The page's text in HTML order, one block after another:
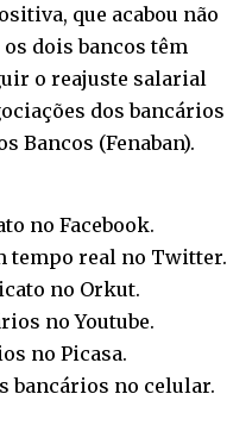
que acabou não
dois bancos têm
o reajuste salarial
dos bancários
Bancos (Fenaban).
no Facebook.
tempo real no Twitter.
no Orkut.
noYoutube.
no Picasa.
bancários no celular.